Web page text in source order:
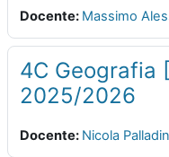
Docente: Massimo
4C Geografia
2025/2026
Docente: Nicola